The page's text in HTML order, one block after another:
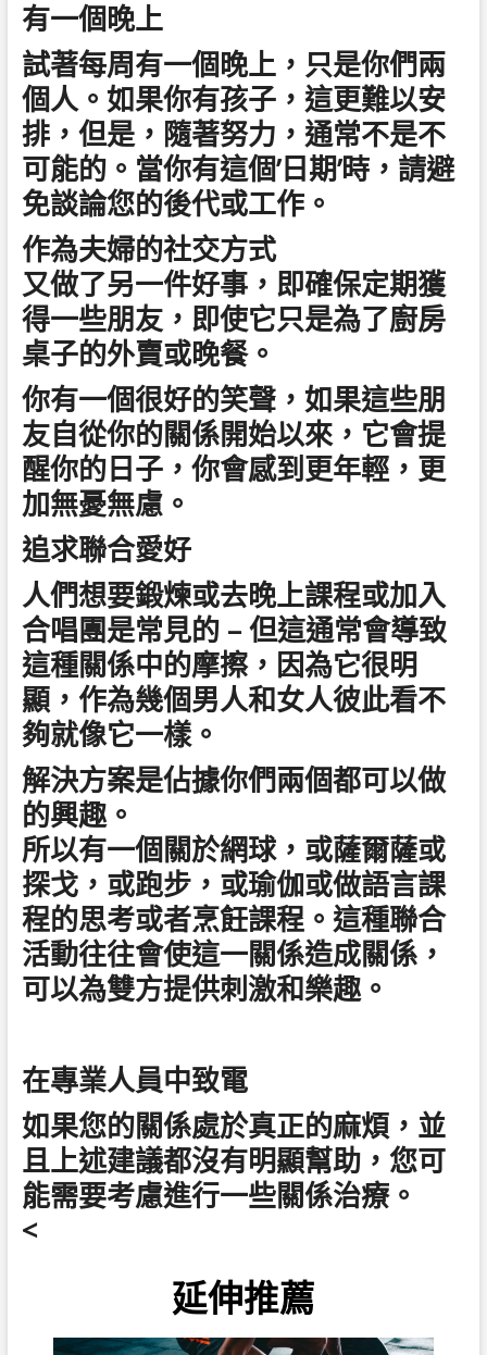
有一個晚上
試著每周有一個晚上，只是你們兩
個人。如果你有孩子，這更難以安
排，但是，隨著努力，通常不是不
可能的。當你有這個’日期’時，請避
免談論您的後代或工作。
作為夫婦的社交方式
又做了另一件好事，即確保定期獲
得一些朋友，即使它只是為了廚房
桌子的外賣或晚餐。
你有一個很好的笑聲，如果這些朋
友自從你的關係開始以來，它會提
醒你的日子，你會感到更年輕，更
加無憂無慮。
追求聯合愛好
人們想要鍛煉或去晚上課程或加入
合唱團是常見的 – 但這通常會導致
這種關係中的摩擦，因為它很明
顯，作為幾個男人和女人彼此看不
夠就像它一樣。
解決方案是佔據你們兩個都可以做
的興趣。
所以有一個關於網球，或薩爾薩或
探戈，或跑步，或瑜伽或做語言課
程的思考或者烹飪課程。這種聯合
活動往往會使這一關係造成關係，
可以為雙方提供刺激和樂趣。
在專業人員中致電
如果您的關係處於真正的麻煩，並
且上述建議都沒有明顯幫助，您可
能需要考慮進行一些關係治療。
<
延伸推薦